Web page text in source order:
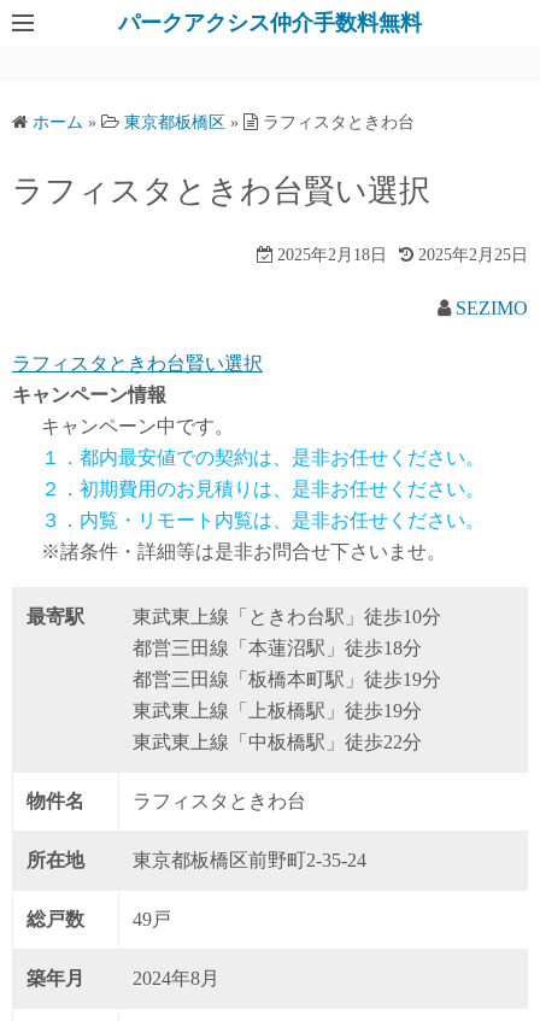
パークアクシス仲介手数料無料
ホーム » 東京都板橋区 » ラフィスタときわ台
ラフィスタときわ台賢い選択
2025年2月18日 2025年2月25日
SEZIMO
ラフィスタときわ台賢い選択
キャンペーン情報
キャンペーン中です。
１．都内最安値での契約は、是非お任せください。
２．初期費用のお見積りは、是非お任せください。
３．内覧・リモート内覧は、是非お任せください。
※諸条件・詳細等は是非お問合せ下さいませ。
最寄駅
東武東上線「ときわ台駅」徒歩10分
都営三田線「本蓮沼駅」徒歩18分
都営三田線「板橋本町駅」徒歩19分
東武東上線「上板橋駅」徒歩19分
東武東上線「中板橋駅」徒歩22分
物件名 ラフィスタときわ台
所在地 東京都板橋区前野町2-35-24
総戸数 49戸
築年月 2024年8月